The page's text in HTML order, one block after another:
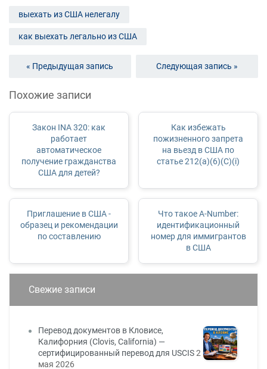
выехать из США нелегалу
как выехать легально из США
« Предыдущая запись Следующая запись »
Похожие записи
Закон INA 320: как
работает
автоматическое
получение гражданства
США для детей?
Как избежать
пожизненного запрета
на вьезд в США по
статье 212(a)(6)(C)(i)
Приглашение в США -
образец и рекомендации
по составлению
Что такое A-Number:
идентификационный
номер для иммигрантов
в США
Свежие записи
Перевод документов в Кловисе,
Калифорния (Clovis, California) —
сертифицированный перевод для USCIS2
мая 2026